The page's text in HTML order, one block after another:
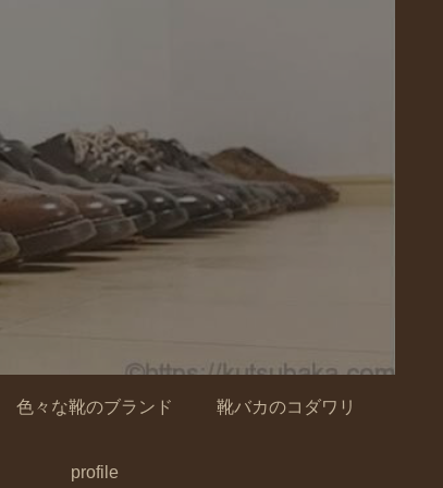
色々な靴のブランド 靴バカのコダワリ
profile